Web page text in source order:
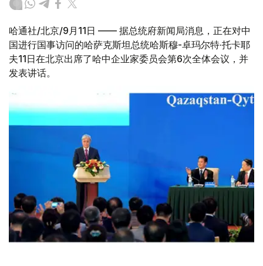
哈通社/北京/9月11日 —— 据总统府新闻局消息，正在对中
国进行国事访问的哈萨克斯坦总统哈斯穆-卓玛尔特·托卡耶
夫11日在北京出席了哈中企业家委员会第6次全体会议，并
发表讲话。